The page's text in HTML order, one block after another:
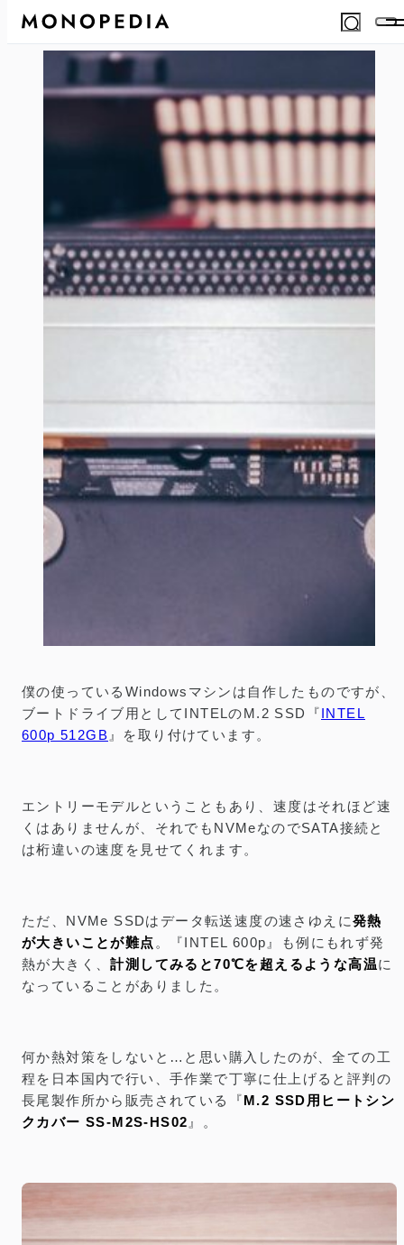
M2S-HS02 レビュー／国産SSDヒートシンクの
効果を検証
公開：2019.8.18
リンクには一部プロモーションが含まれています
僕の使っているWindowsマシンは自作したものですが、
ブートドライブ用としてINTELのM.2 SSD『INTEL
600p 512GB 』を取り付けています。
エントリーモデルということもあり、速度はそれほど速
くはありませんが、それでもNVMeなのでSATA接続と
は桁違いの速度を見せてくれます。
ただ、NVMe SSDはデータ転送速度の速さゆえに発熱
が大きいことが難点 。『INTEL 600p』も例にもれず発
熱が大きく、計測してみると70℃を超えるような高温に
なっていることがありました。
何か熱対策をしないと…と思い購入したのが、全ての工
程を日本国内で行い、手作業で丁寧に仕上げると評判の
長尾製作所から販売されている『M.2 SSD用ヒートシン
クカバー SS-M2S-HS02 』。